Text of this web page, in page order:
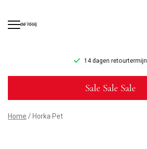
14 dagen retourtermijn
Horka
Pet
Sale Sale Sale
Home Horka Pet